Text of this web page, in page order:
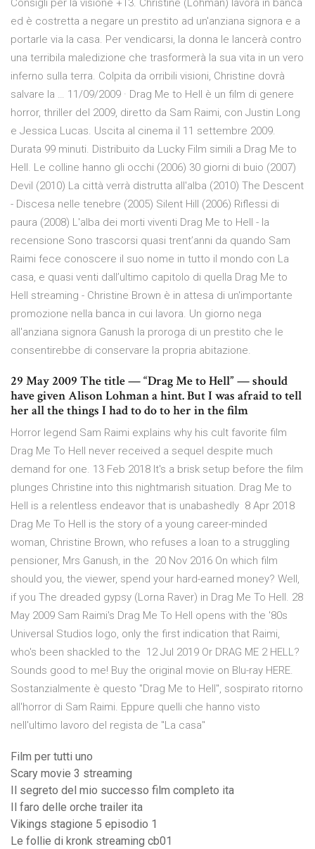
Consigli per la visione +13. Christine (Lohman) lavora in banca
ed è costretta a negare un prestito ad un'anziana signora e a
portarle via la casa. Per vendicarsi, la donna le lancerà contro
una terribila maledizione che trasformerà la sua vita in un vero
inferno sulla terra. Colpita da orribili visioni, Christine dovrà
salvare la … 11/09/2009 · Drag Me to Hell è un film di genere
horror, thriller del 2009, diretto da Sam Raimi, con Justin Long
e Jessica Lucas. Uscita al cinema il 11 settembre 2009.
Durata 99 minuti. Distribuito da Lucky Film simili a Drag Me to
Hell. Le colline hanno gli occhi (2006) 30 giorni di buio (2007)
Devil (2010) La città verrà distrutta all'alba (2010) The Descent
- Discesa nelle tenebre (2005) Silent Hill (2006) Riflessi di
paura (2008) L'alba dei morti viventi Drag Me to Hell - la
recensione Sono trascorsi quasi trent’anni da quando Sam
Raimi fece conoscere il suo nome in tutto il mondo con La
casa, e quasi venti dall’ultimo capitolo di quella Drag Me to
Hell streaming - Christine Brown è in attesa di un'importante
promozione nella banca in cui lavora. Un giorno nega
all'anziana signora Ganush la proroga di un prestito che le
consentirebbe di conservare la propria abitazione.
29 May 2009 The title — “Drag Me to Hell” — should
have given Alison Lohman a hint. But I was afraid to tell
her all the things I had to do to her in the film
Horror legend Sam Raimi explains why his cult favorite film
Drag Me To Hell never received a sequel despite much
demand for one. 13 Feb 2018 It's a brisk setup before the film
plunges Christine into this nightmarish situation. Drag Me to
Hell is a relentless endeavor that is unabashedly 8 Apr 2018
Drag Me To Hell is the story of a young career-minded
woman, Christine Brown, who refuses a loan to a struggling
pensioner, Mrs Ganush, in the 20 Nov 2016 On which film
should you, the viewer, spend your hard-earned money? Well,
if you The dreaded gypsy (Lorna Raver) in Drag Me To Hell. 28
May 2009 Sam Raimi's Drag Me To Hell opens with the '80s
Universal Studios logo, only the first indication that Raimi,
who's been shackled to the 12 Jul 2019 Or DRAG ME 2 HELL?
Sounds good to me! Buy the original movie on Blu-ray HERE.
Sostanzialmente è questo "Drag Me to Hell", sospirato ritorno
all'horror di Sam Raimi. Eppure quelli che hanno visto
nell'ultimo lavoro del regista de "La casa"
Film per tutti uno
Scary movie 3 streaming
Il segreto del mio successo film completo ita
Il faro delle orche trailer ita
Vikings stagione 5 episodio 1
Le follie di kronk streaming cb01